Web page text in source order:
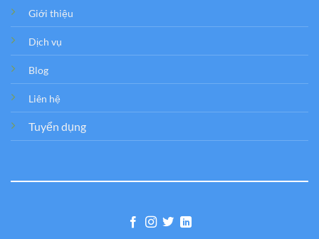
Giới thiệu
Dịch vụ
Blog
Liên hệ
Tuyển dụng